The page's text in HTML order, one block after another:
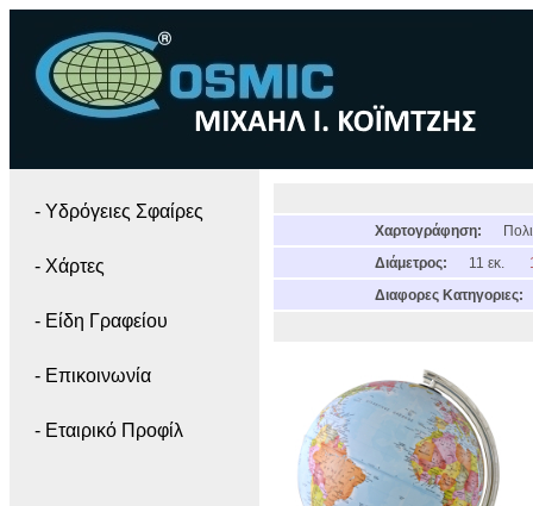
- Yδρόγειες Σφαίρες
- Χάρτες
- Είδη Γραφείου
- Επικοινωνία
- Εταιρικό Προφίλ
Χαρτογράφηση:
Διάμετρος:
11 εκ.
Διαφορες Κατηγοριες: